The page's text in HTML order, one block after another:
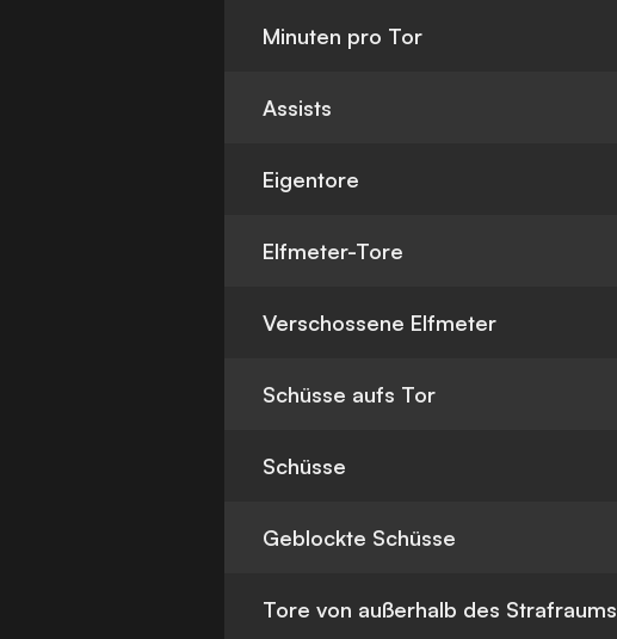
Minuten pro Tor
Assists
Eigentore
Elfmeter-Tore
Verschossene Elfmeter
Schüsse aufs Tor
Schüsse
Geblockte Schüsse
Tore von außerhalb des Strafraums